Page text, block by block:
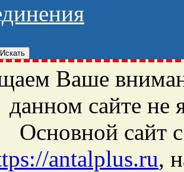
Ваше
данном сайте не
Основной сайт
antalplus.ru,